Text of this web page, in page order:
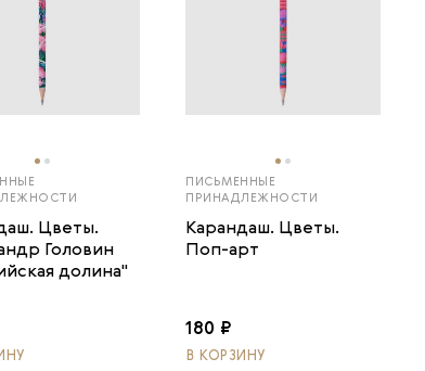
Цветы.
Головин
долина"
ПИСЬМЕННЫЕ
ПРИНАДЛЕЖНОСТИ
Карандаш. Цветы.
Поп-арт
180 ₽
В КОРЗИНУ